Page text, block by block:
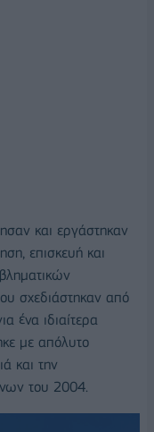
και εργάστηκαν
επισκευή και
σχεδιάστηκαν από
ένα ιδιαίτερα
με απόλυτο
και την
του 2004.